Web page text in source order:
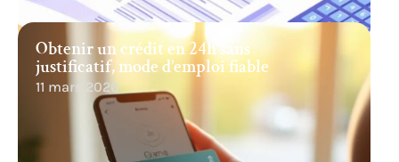
Obtenir un crédit en 24h sans
justificatif, mode d’emploi fiable
11 mars 2026